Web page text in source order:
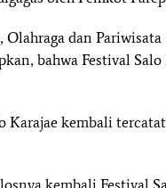
Olahraga dan
bahwa Festival
Karajae kembali